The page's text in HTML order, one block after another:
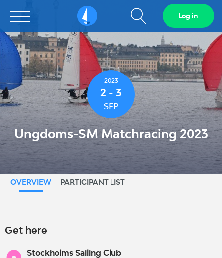
Sailarena Show
search
field
Log in
2023
2 - 3
SEP
Ungdoms-SM Matchracing 2023
OVERVIEW PARTICIPANT LIST
Get here
Stockholms Sailing Club